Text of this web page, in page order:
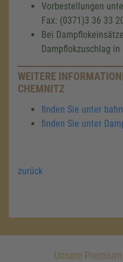
Vorbestellungen
Fax: (0371)3 36 33
Bei
Dampflokzuschlag
WEITERE
CHEMNITZ
finden Sie unter
finden Sie unter
zurück
Unsere